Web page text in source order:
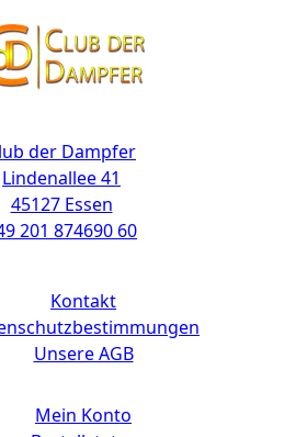
der Dampfer
Lindenallee 41
45127 Essen
201 874690 60
Kontakt
Unsere AGB
Mein Konto